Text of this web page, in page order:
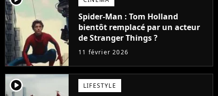
Spider-Man : Tom Holland
bientôt remplacé par un acteur
de Stranger Things ?
11 février 2026
player2 LIFESTYLE